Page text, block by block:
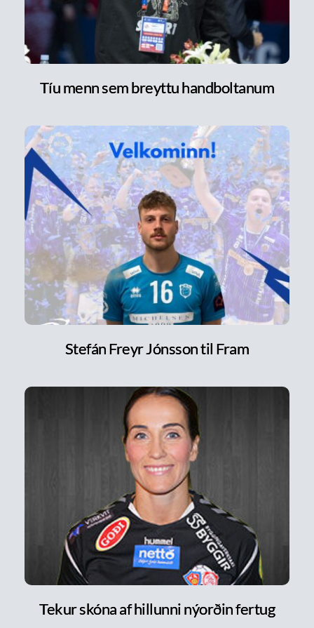
Tíu menn sem breyttu handboltanum
Stefán Freyr Jónsson til Fram
Tekur skóna af hillunni nýorðin fertug